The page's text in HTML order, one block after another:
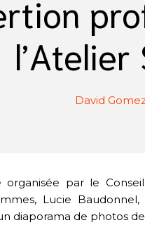
l’Atelier
David
par le
Lucie
diaporama de photos